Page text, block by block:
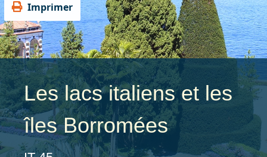
Imprimer
Les lacs italiens et les
îles Borromées